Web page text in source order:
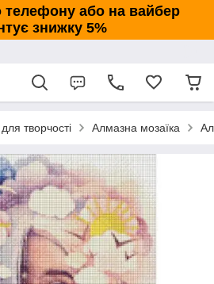
або на вайбер
знижку 5%
творчості Алмазна мозаїка